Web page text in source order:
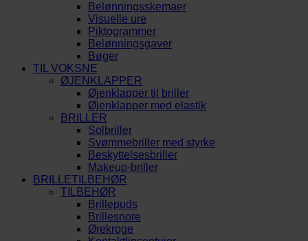
Belønningsskemaer
Visuelle ure
Piktogrammer
Belønningsgaver
Bøger
TIL VOKSNE
ØJENKLAPPER
Øjenklapper til briller
Øjenklapper med elastik
BRILLER
Solbriller
Svømmebriller med styrke
Beskyttelsesbriller
Makeup-briller
BRILLETILBEHØR
TILBEHØR
Brillepuds
Brillesnore
Ørekroge